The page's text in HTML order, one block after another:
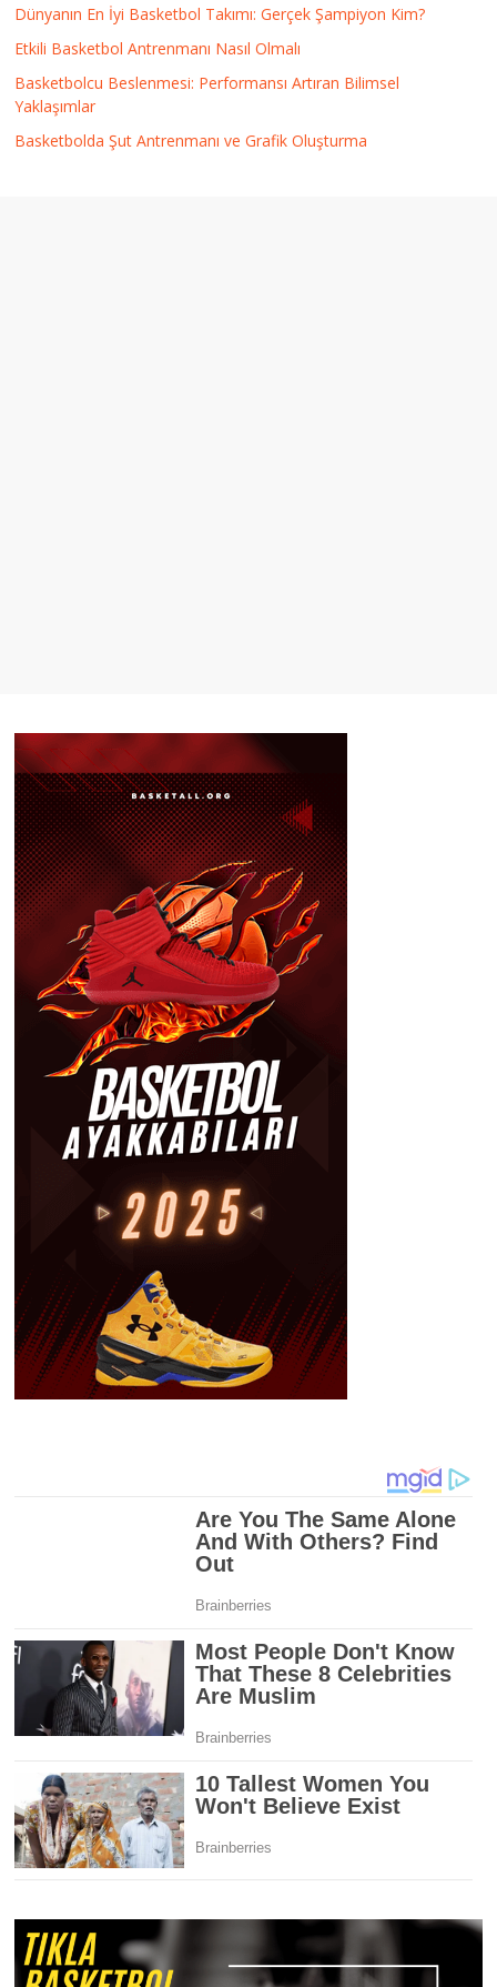
Dünyanın En İyi Basketbol Takımı: Gerçek Şampiyon Kim?
Etkili Basketbol Antrenmanı Nasıl Olmalı
Basketbolcu Beslenmesi: Performansı Artıran Bilimsel
Yaklaşımlar
Basketbolda Şut Antrenmanı ve Grafik Oluşturma